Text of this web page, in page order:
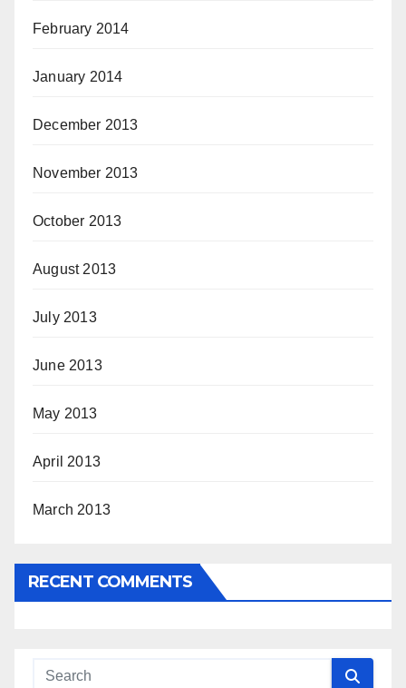
February 2014
January 2014
December 2013
November 2013
October 2013
August 2013
July 2013
June 2013
May 2013
April 2013
March 2013
RECENT COMMENTS